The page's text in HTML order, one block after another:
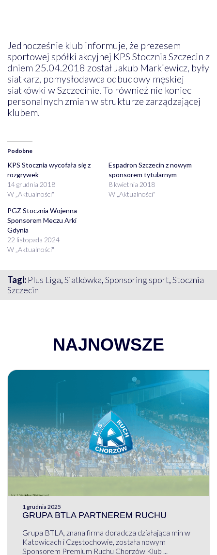
Jednocześnie klub informuje, że prezesem
sportowej spółki akcyjnej KPS Stocznia Szczecin z
dniem 25.04.2018 został Jakub Markiewicz, były
siatkarz, pomysłodawca odbudowy męskiej
siatkówki w Szczecinie. To również nie koniec
personalnych zmian w strukturze zarządzającej
klubem.
Podobne
KPS Stocznia wycofała się z
rozgrywek
14 grudnia 2018
W „Aktualności"
Espadron Szczecin z nowym
sponsorem tytularnym
8 kwietnia 2018
W „Aktualności"
PGZ Stocznia Wojenna
Sponsorem Meczu Arki
Gdynia
22 listopada 2024
W „Aktualności"
Tagi: Plus Liga,Siatkówka,Sponsoring sport,Stocznia
Szczecin
NAJNOWSZE
1 grudnia 2025
GRUPA BTLA PARTNEREM RUCHU
Grupa BTLA, znana firma doradcza działająca min w
Katowicach i Częstochowie, została nowym
Sponsorem Premium Ruchu Chorzów Klub ...